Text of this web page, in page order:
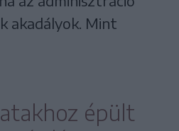
akadályok. Mint
épült